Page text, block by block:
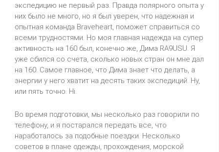
экспедицию не первый раз. Правда полярного опыта у
них было не много, но я был уверен, что надежная и
опытная команда Braveheart, поможет справиться со
всеми трудностями. Но моя главная надежда на супер
активность на 160 был, конечно же, Дима RA9USU. Я
уже сбился со счета, сколько новых стран он мне дал
на 160. Самое главное, что Дима знает что делать, а
энергии у него хватит на десять таких экспедиций. Ну,
или пять точно. Hi.
Во время подготовки, мы несколько раз говорили по
телефону, и я постарался передать все, что
наработалось за подобные поездки. Несколько
советов в плане одежды, прохождения, морской